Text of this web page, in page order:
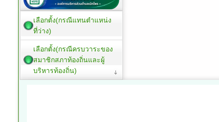
เลือกตั้ง(กรณีแทนตำแหน่ง
ที่ว่าง)
เลือกตั้ง(กรณีครบวาระของ
สมาชิกสภาท้องถิ่นและผู้
บริหารท้องถิ่น)